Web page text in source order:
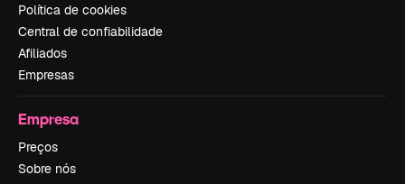
Política de cookies
Central de confiabilidade
Afiliados
Empresas
Empresa
Preços
Sobre nós